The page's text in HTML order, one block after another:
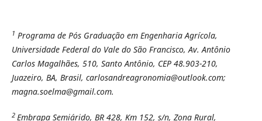
1 Programa de Pós Graduação em Engenharia Agrícola,
Universidade Federal do Vale do São Francisco, Av. Antônio
Carlos Magalhães, 510, Santo Antônio, CEP48.903-210,
Juazeiro, BA, Brasil, carlosandreagronomia@outlook.com;
magna.soelma@gmail.com.
2 Embrapa Semiárido, BR 428, Km 152, s/n, Zona Rural,